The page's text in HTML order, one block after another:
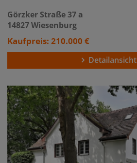
Görzker Straße 37 a
14827 Wiesenburg
Kaufpreis: 210.000 €
Detailansicht